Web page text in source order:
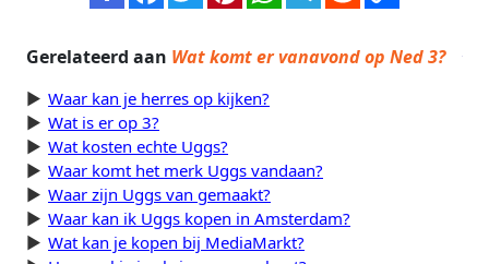
Gerelateerd aan Wat komt er vanavond op Ned 3?
Waar kan je herres op kijken?
Wat is er op 3?
Wat kosten echte Uggs?
Waar komt het merk Uggs vandaan?
Waar zijn Uggs van gemaakt?
Waar kan ik Uggs kopen in Amsterdam?
Wat kan je kopen bij MediaMarkt?